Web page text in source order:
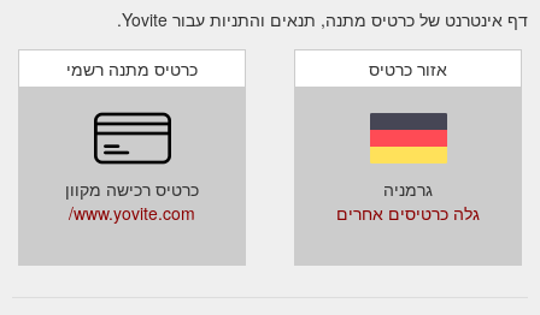
דף אינטרנט של כרטיס מתנה, תנאים והתניות עבור Yovite.
כרטיס מתנה רשמי
כרטיס רכישה מקוון
www.yovite.com/
אזור כרטיס
גרמניה
גלה כרטיסים אחרים